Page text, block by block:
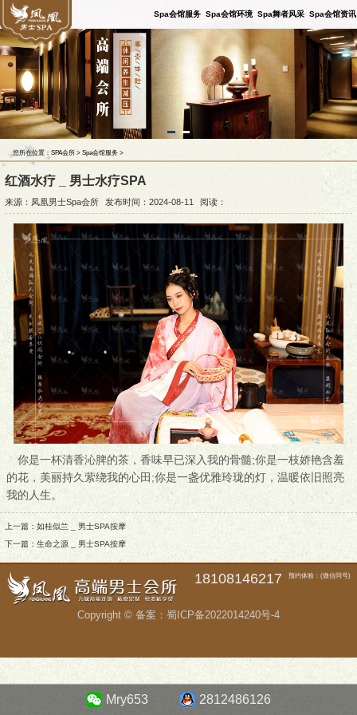
Spa会馆服务 Spa会馆环境 Spa舞者风采 Spa会馆资讯
您所在位置： SPA会所 > Spa会馆服务 >
红酒水疗 _ 男士水疗SPA
来源：凤凰男士Spa会所 发布时间：2024-08-11 阅读：
你是一杯清香沁脾的茶，香味早已深入我的骨髓;你是一枝娇艳含羞
的花，美丽持久萦绕我的心田;你是一盏优雅玲珑的灯，温暖依旧照亮
我的人生。
上一篇： 如桂似兰 _ 男士SPA按摩
下一篇： 生命之源 _ 男士SPA按摩
预约体验：(微信同号)
18108146217
Copyright © 备案： 蜀ICP备2022014240号-4
Mry653 2812486126